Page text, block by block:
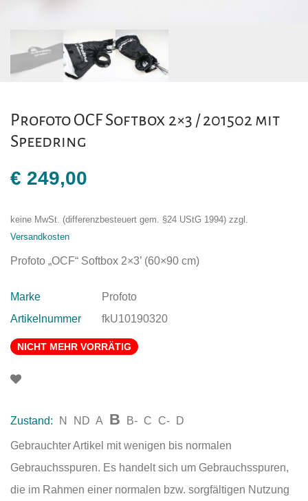
Profoto OCF Softbox 2×3 / 201502 mit
Speedring
€ 249,00
keine MwSt. (differenzbesteuert gem. §24 UStG 1994) zzgl.
Versandkosten
Profoto „OCF“ Softbox 2×3’ (60×90 cm)
Marke
Profoto
Artikelnummer
fkU10190320
NICHT MEHR VORRÄTIG
Zustand: N ND A B B- C C- D
Gebrauchter Artikel mit wenigen bis normalen
Gebrauchsspuren. Es handelt sich um Gebrauchsspuren,
die im Rahmen einer normalen bzw. sorgfältigen Nutzung